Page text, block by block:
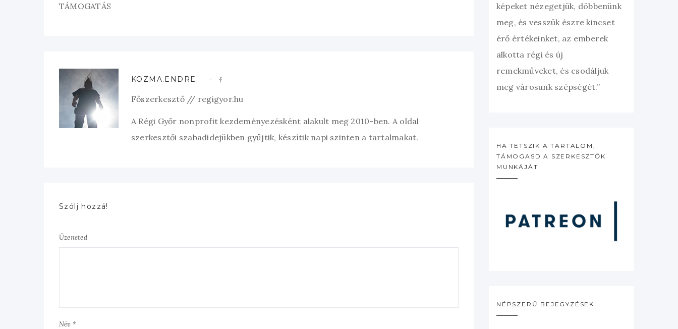
TÁMOGATÁS
KOZMA.ENDRE
Főszerkesztő // regigyor.hu
A Régi Győr nonprofit kezdeményezésként alakult meg 2010-ben. A oldal
szerkesztői szabadidejükben gyűjtik, készítik napi szinten a tartalmakat.
Szólj hozzá!
Üzeneted
Név *
képeket nézegetjük, döbbenünk
meg, és vesszük észre kincset
érő értékeinket, az emberek
alkotta régi és új
remekműveket, és csodáljuk
meg városunk szépségét.”
HA TETSZIK A TARTALOM,
TÁMOGASD A SZERKESZTŐK
MUNKÁJÁT
NÉPSZERŰ BEJEGYZÉSEK